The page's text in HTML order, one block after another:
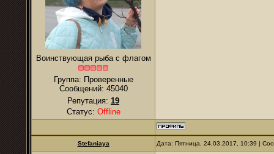
Воинствующая рыба с флагом
Группа: Проверенные
Сообщений: 45040
Репутация: 19
Статус: Offline
Stefaniaya Дата: Пятница, 24.03.2017, 10:39 |